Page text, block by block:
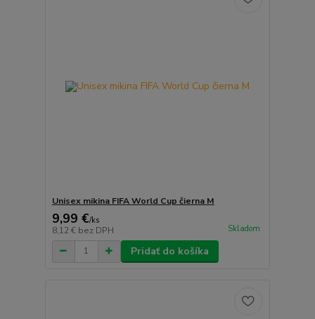
Unisex mikina FIFA World Cup čierna M
9,99 €/ks
8,12 € bez DPH Skladom
Pridať do košíka